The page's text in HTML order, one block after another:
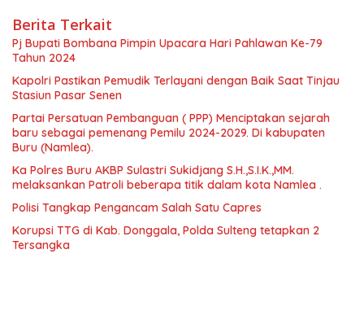
Berita Terkait
Pj Bupati Bombana Pimpin Upacara Hari Pahlawan Ke-79
Tahun 2024
Kapolri Pastikan Pemudik Terlayani dengan Baik Saat Tinjau
Stasiun Pasar Senen
Partai Persatuan Pembanguan ( PPP) Menciptakan sejarah
baru sebagai pemenang Pemilu 2024-2029. Di kabupaten
Buru (Namlea).
Ka Polres Buru AKBP Sulastri Sukidjang S.H.,S.I.K.,MM.
melaksankan Patroli beberapa titik dalam kota Namlea .
Polisi Tangkap Pengancam Salah Satu Capres
Korupsi TTG di Kab. Donggala, Polda Sulteng tetapkan 2
Tersangka